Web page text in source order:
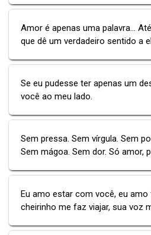
Amor é apenas uma palavra...
que dê um verdadeiro sentido a
Se eu pudesse ter apenas um
você ao meu lado.
Sem pressa. Sem vírgula. Sem
Sem mágoa. Sem dor. Só amor,
Eu amo estar com você, eu
cheirinho me faz viajar, sua voz